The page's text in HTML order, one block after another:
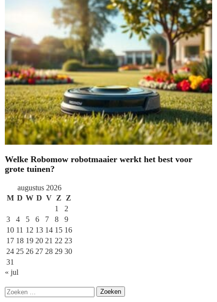
Welke Robomow robotmaaier werkt het best voor
grote tuinen?
augustus 2026
M D W D V Z Z
1
2
3
4 5 6 7 8
9
10 11 12 13 14 15 16
17 18 19 20 21 22 23
24 25 26 27 28 29 30
31
« jul